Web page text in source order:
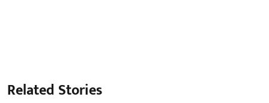
Related Stories